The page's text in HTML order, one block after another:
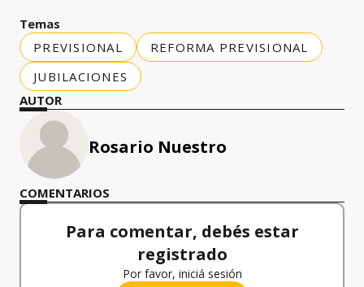
Temas
PREVISIONAL
REFORMA PREVISIONAL
JUBILACIONES
AUTOR
Rosario Nuestro
COMENTARIOS
Para comentar, debés estar
registrado
Por favor, iniciá sesión